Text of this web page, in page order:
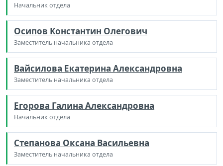
Начальник отдела
Осипов Константин Олегович
Заместитель начальника отдела
Вайсилова Екатерина Александровна
Заместитель начальника отдела
Егорова Галина Александровна
Начальник отдела
Степанова Оксана Васильевна
Заместитель начальника отдела